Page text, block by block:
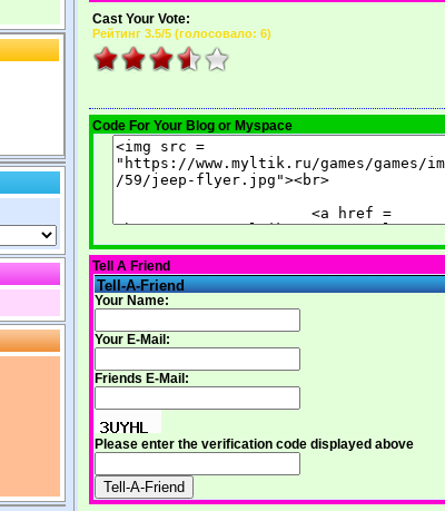
Cast Your Vote:
Рейтинг 3.5/5 (голосовало: 6)
Code For Your Blog or Myspace
Tell A Friend
Tell-A-Friend
Your Name:
Your E-Mail:
Friends E-Mail:
Please enter the verification code displayed above